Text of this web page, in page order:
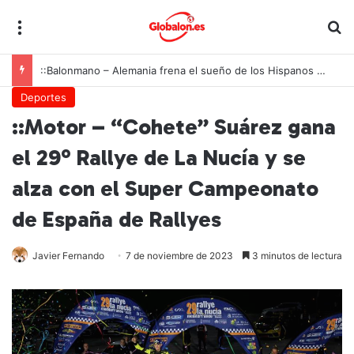
::Balonmano – Alemania frena el sueño de los Hispanos Juveniles, que lucharán ahora por el bronce europeo
Deportes
::Motor – “Cohete” Suárez gana
el 29º Rallye de La Nucía y se
alza con el Super Campeonato
de España de Rallyes
Javier Fernando 7 de noviembre de 2023 3 minutos de lectura